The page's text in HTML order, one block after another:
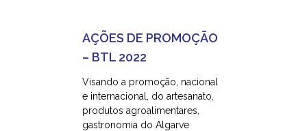
AÇÕES DE PROMOÇÃO
– BTL 2022
Visando a promoção, nacional
e internacional, do artesanato,
produtos agroalimentares,
gastronomia do Algarve